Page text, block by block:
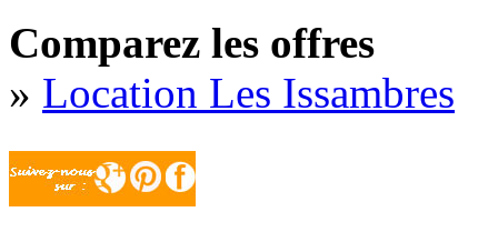
Comparez les offres
» Location Les Issambres